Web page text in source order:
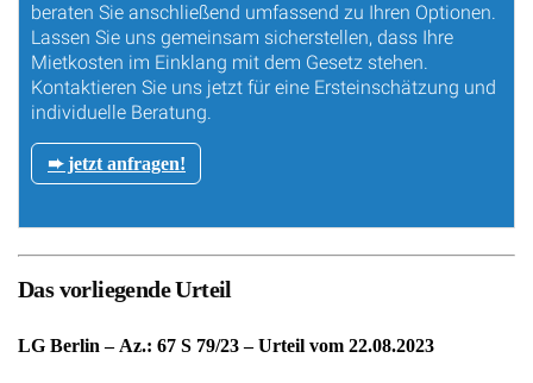
beraten Sie anschließend umfassend zu Ihren Optionen.
Lassen Sie uns gemeinsam sicherstellen, dass Ihre
Mietkosten im Einklang mit dem Gesetz stehen.
Kontaktieren Sie uns jetzt für eine Ersteinschätzung und
individuelle Beratung.
➨ jetzt anfragen!
Das vorliegende Urteil
LG Berlin – Az.: 67 S 79/23 – Urteil vom 22.08.2023